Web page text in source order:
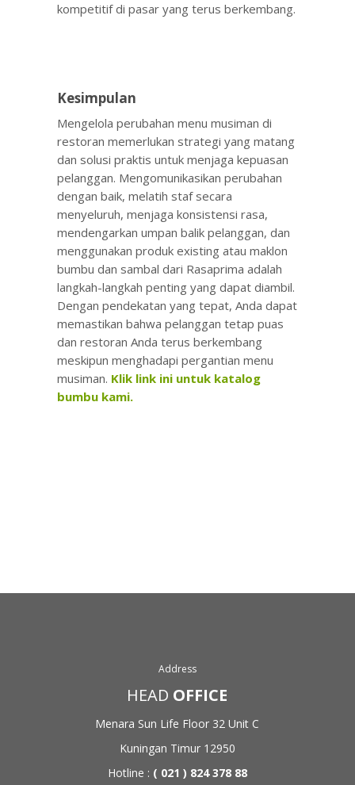
kompetitif di pasar yang terus berkembang.
Kesimpulan
Mengelola perubahan menu musiman di
restoran memerlukan strategi yang matang
dan solusi praktis untuk menjaga kepuasan
pelanggan. Mengomunikasikan perubahan
dengan baik, melatih staf secara
menyeluruh, menjaga konsistensi rasa,
mendengarkan umpan balik pelanggan, dan
menggunakan produk existing atau maklon
bumbu dan sambal dari Rasaprima adalah
langkah-langkah penting yang dapat diambil.
Dengan pendekatan yang tepat, Anda dapat
memastikan bahwa pelanggan tetap puas
dan restoran Anda terus berkembang
meskipun menghadapi pergantian menu
musiman. Klik link ini untuk katalog
bumbu kami.
Address
HEAD OFFICE
Menara Sun Life Floor 32Unit C
Kuningan Timur 12950
Hotline : ( 021 ) 824 378 88